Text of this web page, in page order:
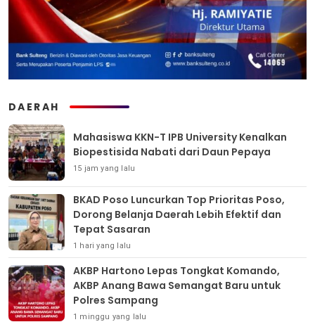
DAERAH
Mahasiswa KKN-T IPB University Kenalkan
Biopestisida Nabati dari Daun Pepaya
15 jam yang lalu
BKAD Poso Luncurkan Top Prioritas Poso,
Dorong Belanja Daerah Lebih Efektif dan
Tepat Sasaran
1 hari yang lalu
AKBP Hartono Lepas Tongkat Komando,
AKBP Anang Bawa Semangat Baru untuk
Polres Sampang
1 minggu yang lalu